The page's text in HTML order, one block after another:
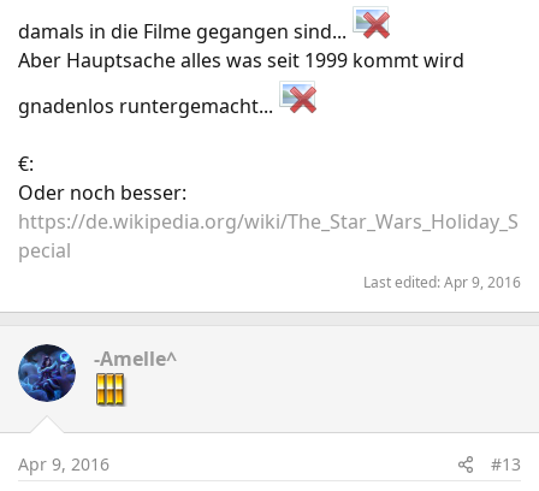
damals in die Filme gegangen sind...
Aber Hauptsache alles was seit 1999 kommt wird
gnadenlos runtergemacht...
€:
Oder noch besser:
https://de.wikipedia.org/wiki/The_Star_Wars_Holiday_S
pecial
Last edited:Apr 9, 2016
-Amelle^
Apr 9, 2016 #13